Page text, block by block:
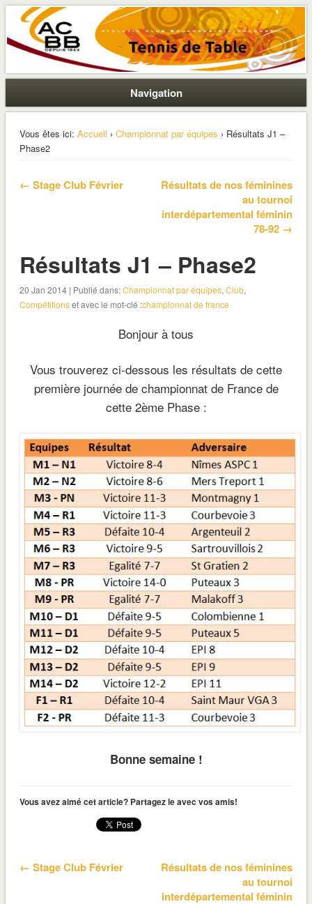
ACBB – Tennis de Table
La section ping de Boulogne
Navigation
Vous êtes ici: Accueil › Championnat par équipes › Résultats J1 –
Phase2
← Stage Club Février
Résultats de nos féminines
au tournoi
interdépartemental féminin
78-92 →
Résultats J1 – Phase2
20 Jan 2014 | Publié dans:Championnat par équipes, Club,
Compétitionset avec le mot-clé :championnat de france
Bonjour à tous
Vous trouverez ci-dessous les résultats de cette
première journée de championnat de France de
cette 2ème Phase :
Bonne semaine !
Vous avez aimé cet article? Partagez le avec vos amis!
← Stage Club Février
Résultats de nos féminines
au tournoi
interdépartemental féminin